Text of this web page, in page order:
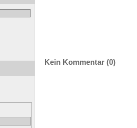
Kein Kommentar (0)